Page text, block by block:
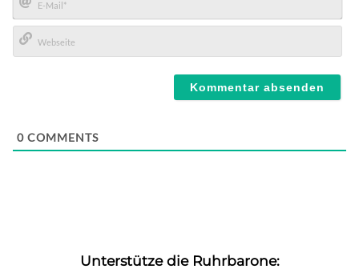
E-
Mail*
0 COMMENTS
Unterstütze die Ruhrbarone: